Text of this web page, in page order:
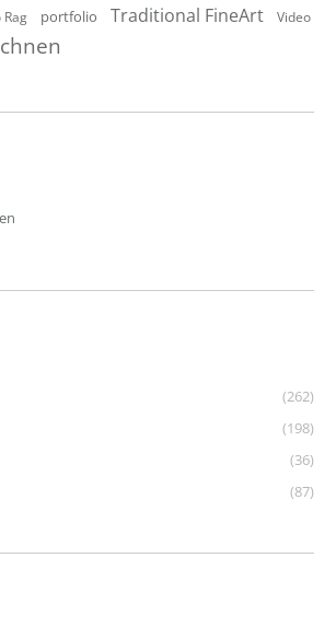
Rag portfolio Traditional FineArt Video
(262)
(198)
(36)
(87)